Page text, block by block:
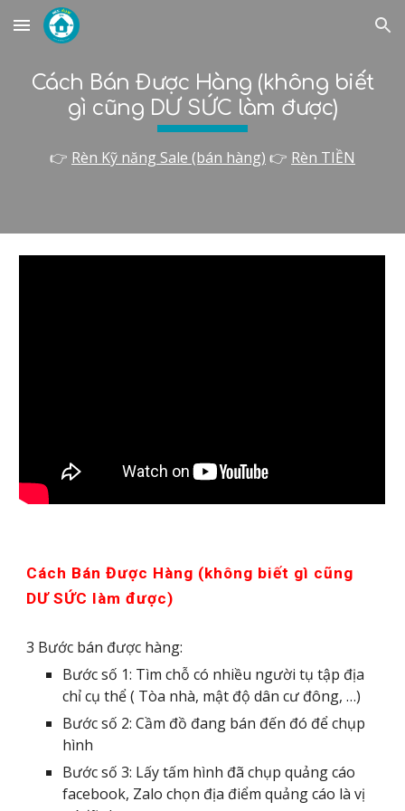
Skip to main content Skip to navigation
Cách Bán Được Hàng (không biết
gì cũng DƯ SỨC làm được)
👉 Rèn Kỹ năng Sale (bán hàng) 👉 Rèn TIỀN
Cách Bán Được Hàng (không biết gì cũng
DƯ SỨC làm được)
3 Bước bán được hàng:
Bước số 1: Tìm chỗ có nhiều người tụ tập địa
chỉ cụ thể ( Tòa nhà, mật độ dân cư đông, …)
Bước số 2: Cầm đồ đang bán đến đó để chụp
hình
Bước số 3: Lấy tấm hình đã chụp quảng cáo
facebook, Zalo chọn địa điểm quảng cáo là vị